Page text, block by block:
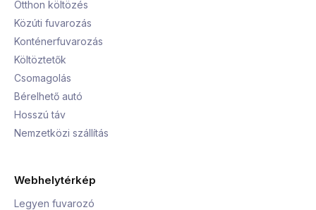
Otthon költözés
Közúti fuvarozás
Konténerfuvarozás
Költöztetők
Csomagolás
Bérelhető autó
Hosszú táv
Nemzetközi szállítás
Webhelytérkép
Legyen fuvarozó